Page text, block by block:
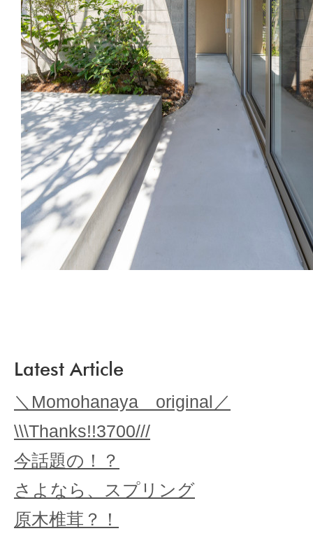
Latest Article
＼Momohanaya original／
\\\Thanks!!3700///
今話題の！？
さよなら、スプリング
原木椎茸？！